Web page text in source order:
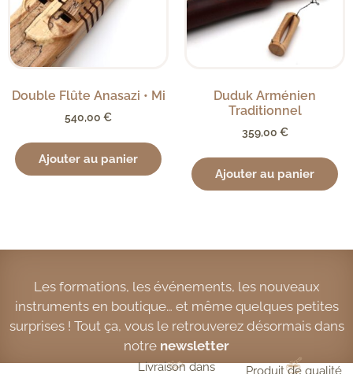
Double Flûte Anasazi • Mi
540,00 €
Ajouter au panier
Duduk Arménien
Traditionnel
359,00 €
Ajouter au panier
Les formations, les événements, les nouveaux
instruments en boutique… et même quelques petites
surprises ! Tout ça, vous le retrouverez désormais dans
notre newsletter
Livraison dans
Produit de qualité